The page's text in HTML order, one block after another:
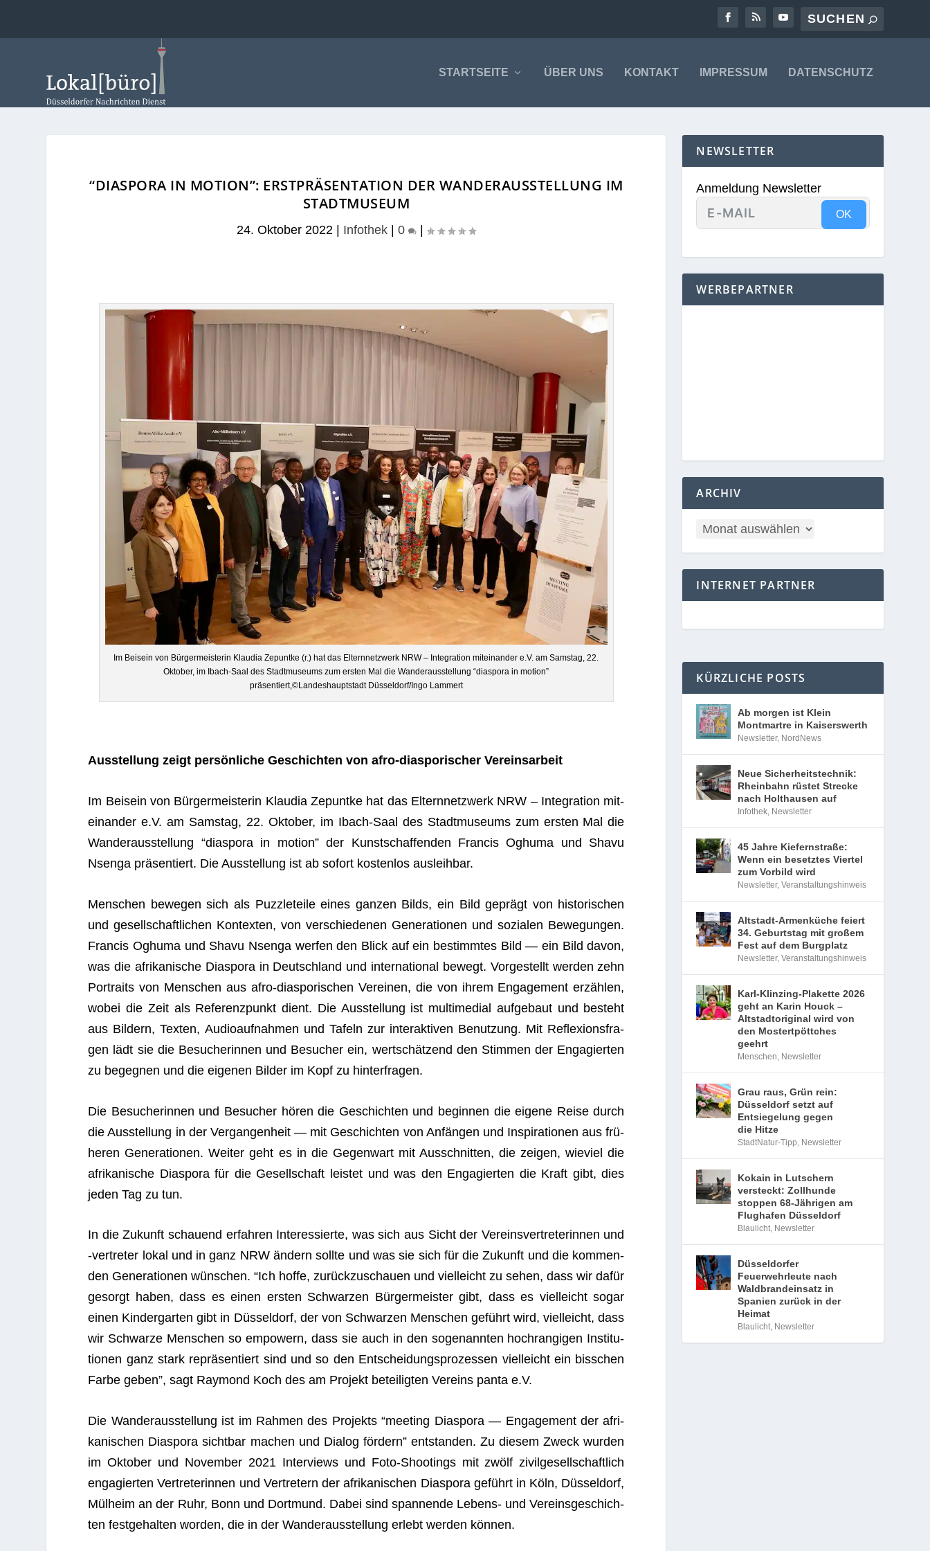
STARTSEITE ÜBER UNS KONTAKT IMPRESSUM DATENSCHUTZ
“DIASPORA IN MOTION”: ERSTPRÄSENTATION DER WANDERAUSSTELLUNG IM
STADTMUSEUM
24. Oktober 2022 Infothek |0 |
Im Bei­sein von Bür­ger­meis­te­rin Klau­dia Zep­untke (r.) hat das Eltern­netz­werk NRW – Inte­gra­tion mit­ein­an­der e.V. am Sams­tag, 22.
Okto­ber, im Ibach-Saal des Stadt­mu­se­ums zum ers­ten Mal die Wan­der­aus­stel­lung “dia­spora in motion”
präsentiert,©Landeshauptstadt Düsseldorf/Ingo Lammert
Aus­stel­lung zeigt per­sön­li­che Geschich­ten von afro-dia­spo­ri­scher Vereinsarbeit
Im Bei­sein von Bür­ger­meis­te­rin Klau­dia Zep­untke hat das Eltern­netz­werk NRW – Inte­gra­tion mit­
ein­an­der e.V. am Sams­tag, 22. Okto­ber, im Ibach-Saal des Stadt­mu­se­ums zum ers­ten Mal die
Wan­der­aus­stel­lung “dia­spora in motion” der Kunst­schaf­fen­den Fran­cis Oghuma und Shavu
Nsenga prä­sen­tiert. Die Aus­stel­lung ist ab sofort kos­ten­los ausleihbar.
Men­schen bewe­gen sich als Puz­zle­teile eines gan­zen Bilds, ein Bild geprägt von his­to­ri­schen
und gesell­schaft­li­chen Kon­tex­ten, von ver­schie­de­nen Gene­ra­tio­nen und sozia­len Bewe­gun­gen.
Fran­cis Oghuma und Shavu Nsenga wer­fen den Blick auf ein bestimm­tes Bild — ein Bild davon,
was die afri­ka­ni­sche Dia­spora in Deutsch­land und inter­na­tio­nal bewegt. Vor­ge­stellt wer­den zehn
Por­traits von Men­schen aus afro-dia­spo­ri­schen Ver­ei­nen, die von ihrem Enga­ge­ment erzäh­len,
wobei die Zeit als Refe­renz­punkt dient. Die Aus­stel­lung ist mul­ti­me­dial auf­ge­baut und besteht
aus Bil­dern, Tex­ten, Audio­auf­nah­men und Tafeln zur inter­ak­ti­ven Benut­zung. Mit Refle­xi­ons­fra­
gen lädt sie die Besu­che­rin­nen und Besu­cher ein, wert­schät­zend den Stim­men der Enga­gier­ten
zu begeg­nen und die eige­nen Bil­der im Kopf zu hinterfragen.
Die Besu­che­rin­nen und Besu­cher hören die Geschich­ten und begin­nen die eigene Reise durch
die Aus­stel­lung in der Ver­gan­gen­heit — mit Geschich­ten von Anfän­gen und Inspi­ra­tio­nen aus frü­
he­ren Gene­ra­tio­nen. Wei­ter geht es in die Gegen­wart mit Aus­schnit­ten, die zei­gen, wie­viel die
afri­ka­ni­sche Dia­spora für die Gesell­schaft leis­tet und was den Enga­gier­ten die Kraft gibt, dies
jeden Tag zu tun.
In die Zukunft schau­end erfah­ren Inter­es­sierte, was sich aus Sicht der Ver­eins­ver­tre­te­rin­nen und
‑ver­tre­ter lokal und in ganz NRW ändern sollte und was sie sich für die Zukunft und die kom­men­
den Gene­ra­tio­nen wün­schen. “Ich hoffe, zurück­zu­schauen und viel­leicht zu sehen, dass wir dafür
gesorgt haben, dass es einen ers­ten Schwar­zen Bür­ger­meis­ter gibt, dass es viel­leicht sogar
einen Kin­der­gar­ten gibt in Düs­sel­dorf, der von Schwar­zen Men­schen geführt wird, viel­leicht, dass
wir Schwarze Men­schen so empowern, dass sie auch in den soge­nann­ten hoch­ran­gi­gen Insti­tu­
tio­nen ganz stark reprä­sen­tiert sind und so den Ent­schei­dungs­pro­zes­sen viel­leicht ein biss­chen
Farbe geben”, sagt Ray­mond Koch des am Pro­jekt betei­lig­ten Ver­eins panta e.V.
Die Wan­der­aus­stel­lung ist im Rah­men des Pro­jekts “mee­ting Dia­spora — Enga­ge­ment der afri­
ka­ni­schen Dia­spora sicht­bar machen und Dia­log för­dern” ent­stan­den. Zu die­sem Zweck wur­den
im Okto­ber und Novem­ber 2021 Inter­views und Foto-Shoo­tings mit zwölf zivil­ge­sell­schaft­lich
enga­gier­ten Ver­tre­te­rin­nen und Ver­tre­tern der afri­ka­ni­schen Dia­spora geführt in Köln, Düs­sel­dorf,
Mül­heim an der Ruhr, Bonn und Dort­mund. Dabei sind span­nende Lebens- und Ver­eins­ge­schich­
ten fest­ge­hal­ten wor­den, die in der Wan­der­aus­stel­lung erlebt wer­den können.
NEWSLETTER
Anmeldung Newsletter
OK
WERBEPARTNER
ARCHIV
INTERNET PARTNER
KÜRZLICHE POSTS
Ab morgen ist Klein
Montmartre in Kaiserswerth
Newsletter, NordNews
Neue Sicherheitstechnik:
Rheinbahn rüstet Strecke
nach Holthausen auf
Infothek, Newsletter
45 Jahre Kiefernstraße:
Wenn ein besetztes Viertel
zum Vorbild wird
Newsletter,Veranstaltungshinweis
Altstadt-Armenküche feiert
34. Geburtstag mit großem
Fest auf dem Burgplatz
Newsletter,Veranstaltungshinweis
Karl-Klinzing-Plakette 2026
geht an Karin Houck –
Altstadtoriginal wird von
den Mostertpöttches
geehrt
Menschen, Newsletter
Grau raus, Grün rein:
Düsseldorf setzt auf
Entsiegelung gegen
die Hitze
StadtNatur-Tipp, Newsletter
Kokain in Lutschern
versteckt: Zollhunde
stoppen 68-Jährigen am
Flughafen Düsseldorf
Blaulicht, Newsletter
Düsseldorfer
Feuerwehrleute nach
Waldbrandeinsatz in
Spanien zurück in der
Heimat
Blaulicht, Newsletter